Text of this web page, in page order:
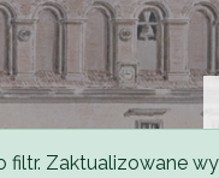
filtr. Zaktualizowane